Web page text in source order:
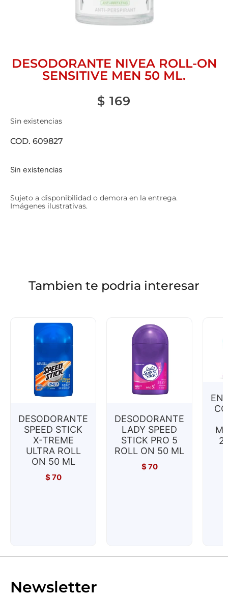
DESODORANTE NIVEA ROLL-ON
SENSITIVE MEN 50 ML.
$ 169
Sin existencias
COD. 609827
Sin existencias
Sujeto a disponibilidad o demora en la entrega.
Imágenes ilustrativas.
Tambien te podria interesar
DESODORANTE
SPEED STICK
X-TREME
ULTRA ROLL
ON 50 ML
$70
DESODORANTE
LADY SPEED
STICK PRO 5
ROLL ON 50 ML
$70
Newsletter